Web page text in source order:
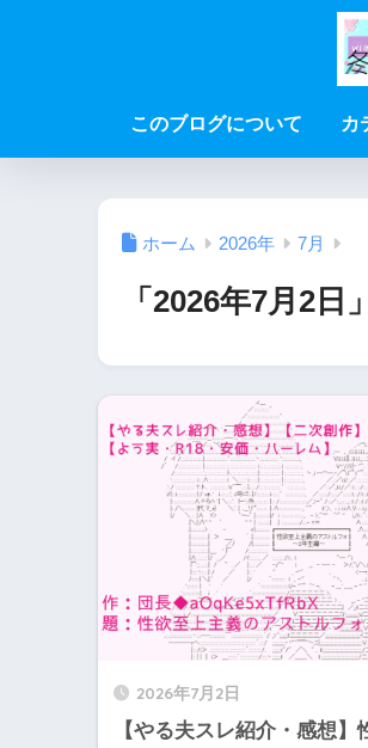
このブログについて カ
ホーム 2026年 7月
「2026年7月2日
2026年7月2日
【やる夫スレ紹介・感想